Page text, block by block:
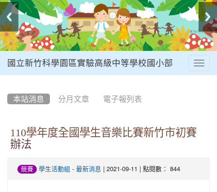
國立新竹科學園區實驗高級中等學校國小部
本站消息 分月文章 電子報列表
110學年度全國學生音樂比賽新竹市初賽
辦法
競賽 學生活動組 - 最新消息 | 2021-09-11 | 點閱數： 844